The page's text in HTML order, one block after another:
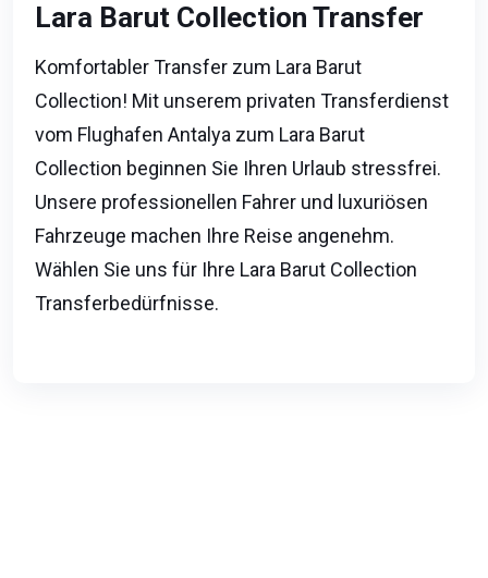
Lara Barut Collection Transfer
Komfortabler Transfer zum Lara Barut
Collection! Mit unserem privaten Transferdienst
vom Flughafen Antalya zum Lara Barut
Collection beginnen Sie Ihren Urlaub stressfrei.
Unsere professionellen Fahrer und luxuriösen
Fahrzeuge machen Ihre Reise angenehm.
Wählen Sie uns für Ihre Lara Barut Collection
Transferbedürfnisse.